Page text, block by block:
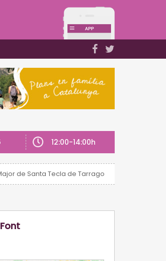
12:00-14:00h
de Santa Tecla de Tarragona